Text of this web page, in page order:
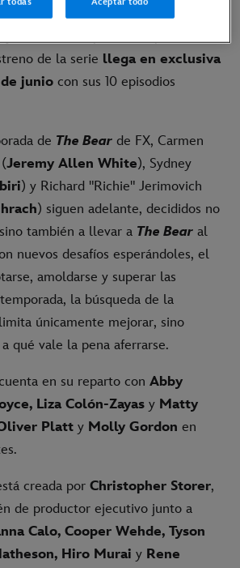
temporada de la de la serie
de la serie llega en exclusiva
junio con sus 10 episodios
de The Bear de FX, Carmen
Jeremy Allen White), Sydney
) y Richard "Richie" Jerimovich
) siguen adelante, decididos no
también a llevar a The Bear al
nuevos desafíos esperándoles, el
amoldarse y superar las
la búsqueda de la
únicamente mejorar, sino
qué vale la pena aferrarse.
en su reparto con Abby
Liza Colón-Zayas y Matty
Platt y Molly Gordon en
creada por Christopher Storer,
de productor ejecutivo junto a
Calo, Cooper Wehde, Tyson
Hiro Murai y Rene